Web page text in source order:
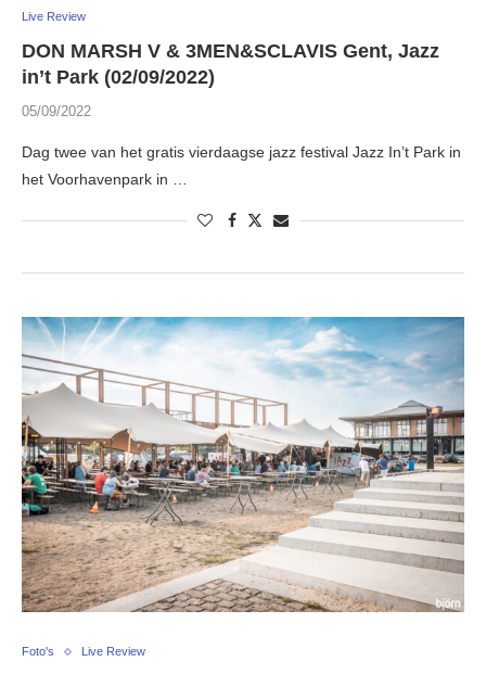
Live Review
DON MARSH V & 3MEN&SCLAVIS Gent, Jazz
in’t Park (02/09/2022)
05/09/2022
Dag twee van het gratis vierdaagse jazz festival Jazz In’t Park in
het Voorhavenpark in …
Foto's Live Review